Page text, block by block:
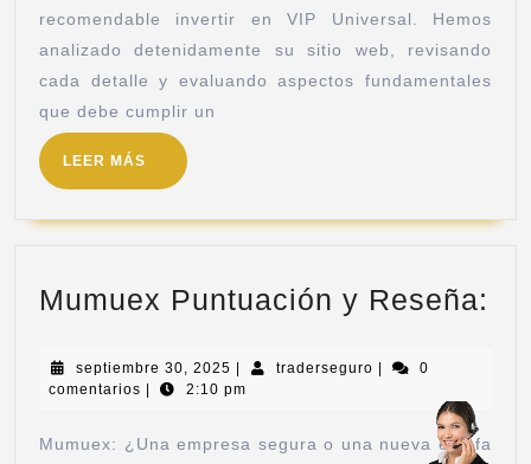
recomendable invertir en VIP Universal. Hemos
analizado detenidamente su sitio web, revisando
cada detalle y evaluando aspectos fundamentales
que debe cumplir un
LEER MÁS
Mumuex Puntuación y Reseña:
septiembre 30, 2025 traderseguro
0
comentarios
2:10 pm
Mumuex: ¿Una empresa segura o una nueva estafa